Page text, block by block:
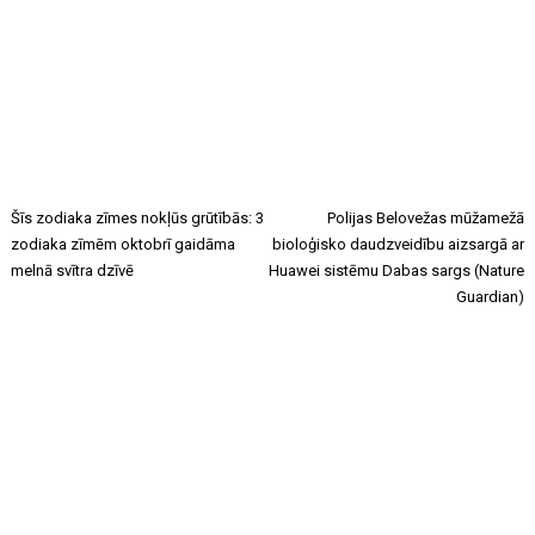
Šīs zodiaka zīmes nokļūs grūtībās: 3
zodiaka zīmēm oktobrī gaidāma
melnā svītra dzīvē
Polijas Belovežas mūžamežā
bioloģisko daudzveidību aizsargā ar
Huawei sistēmu Dabas sargs (Nature
Guardian)